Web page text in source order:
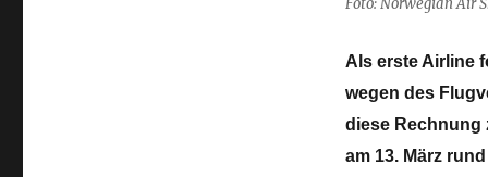
Foto: Norwegian Air
Als erste Airline
wegen des
diese Rechnung
am 13. März